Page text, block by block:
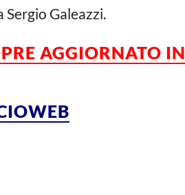
Galeazzi.
AGGIORNATO IN